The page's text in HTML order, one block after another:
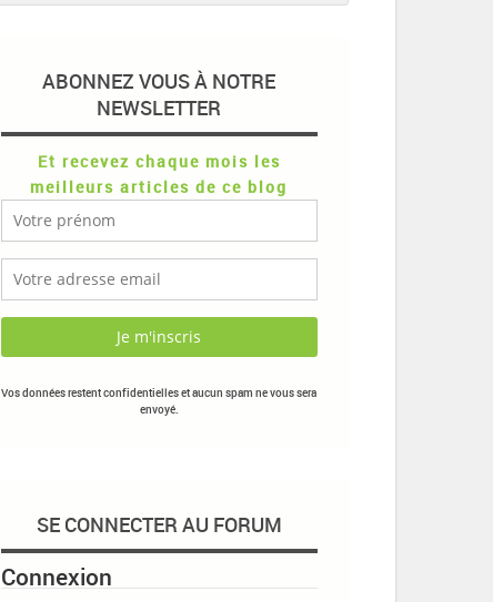
ABONNEZ VOUS À NOTRE
NEWSLETTER
Et recevez chaque mois les
meilleurs articles de ce blog
Vos données restent confidentielles et aucun spam ne vous sera
envoyé.
SE CONNECTER AU FORUM
Connexion